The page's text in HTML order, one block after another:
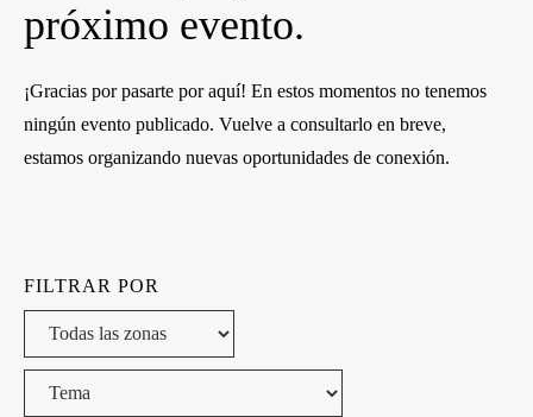
próximo evento.
¡Gracias por pasarte por aquí! En estos momentos no tenemos
ningún evento publicado. Vuelve a consultarlo en breve,
estamos organizando nuevas oportunidades de conexión.
FILTRAR POR